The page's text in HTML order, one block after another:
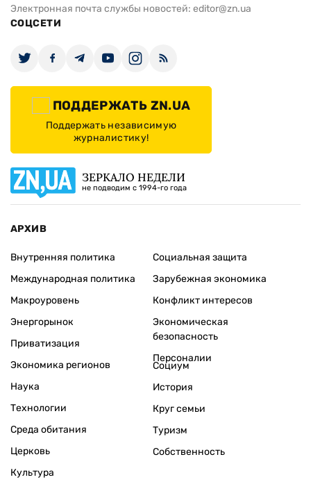
Электронная почта службы новостей: editor@zn.ua
СОЦСЕТИ
ПОДДЕРЖАТЬ ZN.UA
Поддержать независимую
журналистику!
ЗЕРКАЛО НЕДЕЛИ
не подводим с 1994-го года
АРХИВ
Внутренняя политика
Международная политика
Макроуровень
Энергорынок
Приватизация
Экономика регионов
Социальная защита
Зарубежная экономика
Конфликт интересов
Экономическая
безопасность
Персоналии
Наука
Технологии
Среда обитания
Церковь
Культура
Социум
История
Круг семьи
Туризм
Собственность